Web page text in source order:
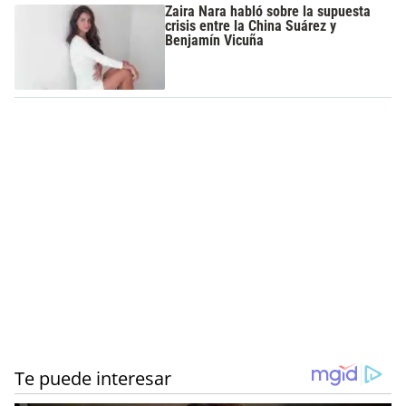
Zaira Nara habló sobre la supuesta
crisis entre la China Suárez y
Benjamín Vicuña